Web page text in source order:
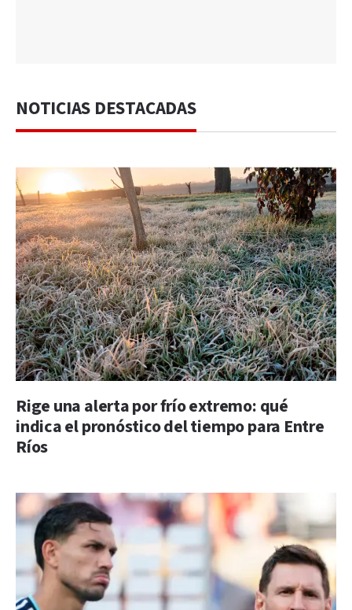
NOTICIAS DESTACADAS
Rige una alerta por frío extremo: qué
indica el pronóstico del tiempo para Entre
Ríos